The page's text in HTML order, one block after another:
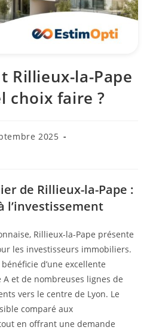
Rillieux-la-Pape
choix faire ?
2025
de Rillieux-la-Pape :
l’investissement
Rillieux-la-Pape présente
les investisseurs immobiliers.
d’une excellente
et de nombreuses lignes de
vers le centre de Lyon. Le
comparé aux
en offrant une demande